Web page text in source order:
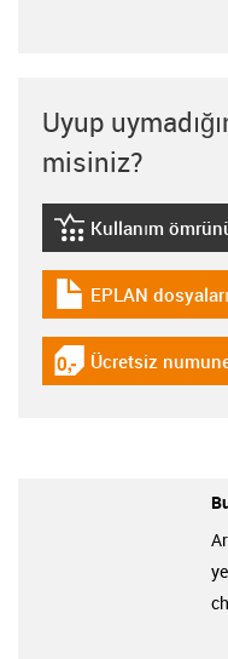
Uyup
misiniz?
igus-icon-
Kullanım
igus-icon-
EPLAN
igus-icon-
Ücretsiz